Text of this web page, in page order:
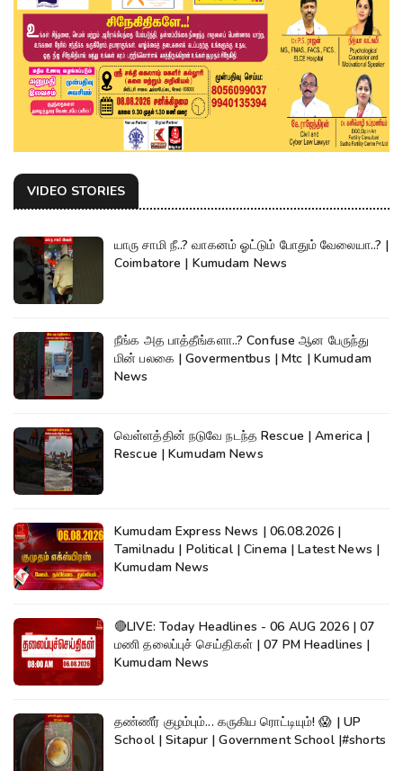
VIDEO STORIES
யாரு சாமி நீ..? வாகனம் ஓட்டும் போதும் வேலையா..? |
Coimbatore | Kumudam News
நீங்க அத பாத்தீங்களா..? Confuse ஆன பேருந்து
மின் பலகை | Govermentbus | Mtc | Kumudam
News
வெள்ளத்தின் நடுவே நடந்த Rescue | America |
Rescue | Kumudam News
Kumudam Express News | 06.08.2026 |
Tamilnadu | Political | Cinema | Latest News |
Kumudam News
🔴LIVE: Today Headlines - 06 AUG 2026 | 07
மணி தலைப்புச் செய்திகள் | 07 PM Headlines |
Kumudam News
தண்ணீர் குழம்பும்... கருகிய ரொட்டியும்! 😱 | UP
School | Sitapur | Government School |#shorts